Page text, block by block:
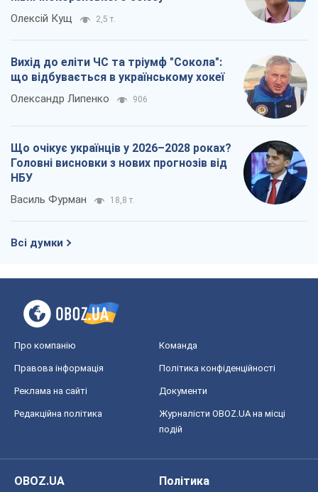
Олексій Кущ 2,5 т.
Вихід до еліти ЧС та тріумф "Сокола":
що відбувається в українському хокеї
Олександр Липенко 906
Що очікує українців у 2026–2028 роках?
Головні висновки з нових прогнозів від
НБУ
Василь Фурман 18,8 т.
Всі думки
Про компанію Команда
Правова інформація Політика конфіденційності
Реклама на сайті Документи
Редакційна політика
Журналісти OBOZ.UA на місці
подій
OBOZ.UA
Політика